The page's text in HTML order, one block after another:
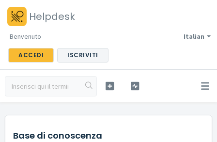
Helpdesk
Italian
Benvenuto
ACCEDI ISCRIVITI
Base di conoscenza